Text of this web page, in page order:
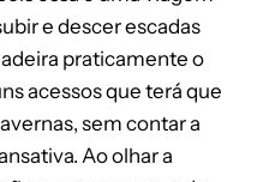
e descer escadas
praticamente o
acessos que terá que
sem contar a
Ao olhar a